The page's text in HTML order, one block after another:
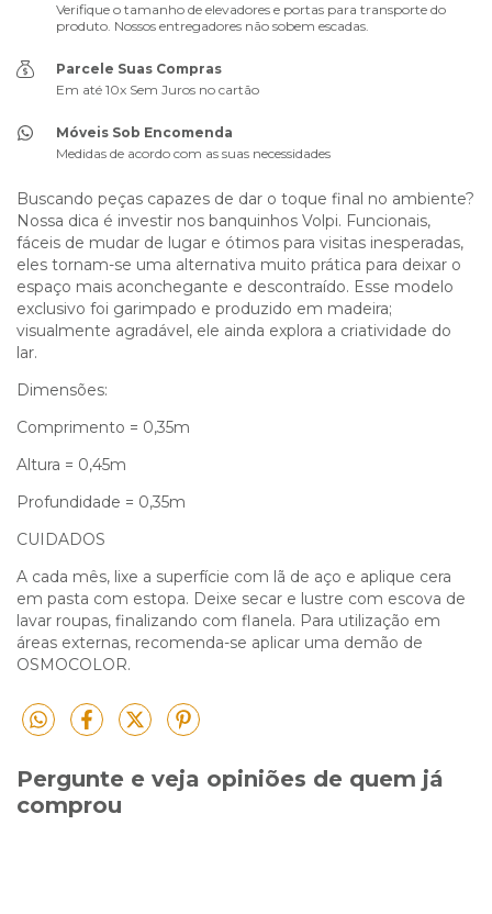
Verifique o tamanho de elevadores e portas para transporte do
produto. Nossos entregadores não sobem escadas.
Parcele Suas Compras
Em até 10x Sem Juros no cartão
Móveis Sob Encomenda
Medidas de acordo com as suas necessidades
Buscando peças capazes de dar o toque final no ambiente?
Nossa dica é investir nos banquinhos Volpi. Funcionais,
fáceis de mudar de lugar e ótimos para visitas inesperadas,
eles tornam-se uma alternativa muito prática para deixar o
espaço mais aconchegante e descontraído. Esse modelo
exclusivo foi garimpado e produzido em madeira;
visualmente agradável, ele ainda explora a criatividade do
lar.
Dimensões:
Comprimento = 0,35m
Altura = 0,45m
Profundidade = 0,35m
CUIDADOS
A cada mês, lixe a superfície com lã de aço e aplique cera
em pasta com estopa. Deixe secar e lustre com escova de
lavar roupas, finalizando com flanela. Para utilização em
áreas externas, recomenda-se aplicar uma demão de
OSMOCOLOR.
Pergunte e veja opiniões de quem já
comprou